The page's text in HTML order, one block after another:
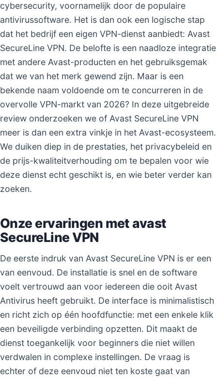
cybersecurity, voornamelijk door de populaire
antivirussoftware. Het is dan ook een logische stap
dat het bedrijf een eigen VPN-dienst aanbiedt: Avast
SecureLine VPN. De belofte is een naadloze integratie
met andere Avast-producten en het gebruiksgemak
dat we van het merk gewend zijn. Maar is een
bekende naam voldoende om te concurreren in de
overvolle VPN-markt van 2026? In deze uitgebreide
review onderzoeken we of Avast SecureLine VPN
meer is dan een extra vinkje in het Avast-ecosysteem.
We duiken diep in de prestaties, het privacybeleid en
de prijs-kwaliteitverhouding om te bepalen voor wie
deze dienst echt geschikt is, en wie beter verder kan
zoeken.
Onze ervaringen met avast
SecureLine VPN
De eerste indruk van Avast SecureLine VPN is er een
van eenvoud. De installatie is snel en de software
voelt vertrouwd aan voor iedereen die ooit Avast
Antivirus heeft gebruikt. De interface is minimalistisch
en richt zich op één hoofdfunctie: met een enkele klik
een beveiligde verbinding opzetten. Dit maakt de
dienst toegankelijk voor beginners die niet willen
verdwalen in complexe instellingen. De vraag is
echter of deze eenvoud niet ten koste gaat van